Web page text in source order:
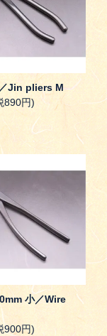
Jin pliers M
890円)
小／Wire
900円)